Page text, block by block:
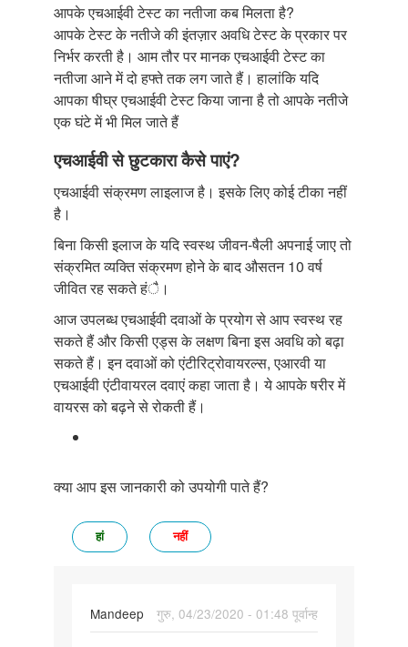
आपके एचआईवी टेस्ट का नतीजा कब मिलता है?
आपके टेस्ट के नतीजे की इंतज़ार अवधि टेस्ट के प्रकार पर
निर्भर करती है। आम तौर पर मानक एचआईवी टेस्ट का
नतीजा आने में दो हफ्ते तक लग जाते हैं। हालांकि यदि
आपका षीघ्र एचआईवी टेस्ट किया जाना है तो आपके नतीजे
एक घंटे में भी मिल जाते हैं
एचआईवी से छुटकारा कैसे पाएं?
एचआईवी संक्रमण लाइलाज है। इसके लिए कोई टीका नहीं
है।
बिना किसी इलाज के यदि स्वस्थ जीवन-षैली अपनाई जाए तो
संक्रमित व्यक्ति संक्रमण होने के बाद औसतन 10 वर्ष
जीवित रह सकते हंै।
आज उपलब्ध एचआईवी दवाओं के प्रयोग से आप स्वस्थ रह
सकते हैं और किसी एड्स के लक्षण बिना इस अवधि को बढ़ा
सकते हैं। इन दवाओं को एंटीरिट्रोवायरल्स, एआरवी या
एचआईवी एंटीवायरल दवाएं कहा जाता है। ये आपके षरीर में
वायरस को बढ़ने से रोकती हैं।
क्या आप इस जानकारी को उपयोगी पाते हैं?
हां नहीं
Mandeep
गुरु, 04/23/2020 - 01:48 पूर्वान्ह